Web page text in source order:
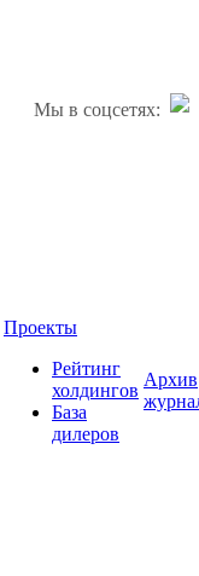
Мы в соцсетях:
Проекты
Рейтинг
холдингов
База
дилеров
Архив